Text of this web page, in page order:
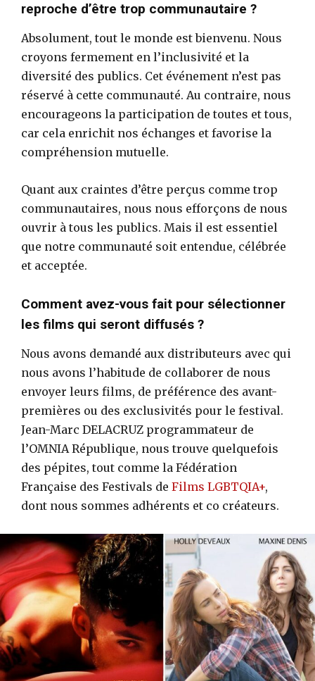
reproche d’être trop communautaire ?
Absolument, tout le monde est bienvenu. Nous
croyons fermement en l’inclusivité et la
diversité des publics. Cet événement n’est pas
réservé à cette communauté. Au contraire, nous
encourageons la participation de toutes et tous,
car cela enrichit nos échanges et favorise la
compréhension mutuelle.
Quant aux craintes d’être perçus comme trop
communautaires, nous nous efforçons de nous
ouvrir à tous les publics. Mais il est essentiel
que notre communauté soit entendue, célébrée
et acceptée.
Comment avez-vous fait pour sélectionner
les films qui seront diffusés ?
Nous avons demandé aux distributeurs avec qui
nous avons l’habitude de collaborer de nous
envoyer leurs films, de préférence des avant-
premières ou des exclusivités pour le festival.
Jean-Marc DELACRUZ programmateur de
l’OMNIA République, nous trouve quelquefois
des pépites, tout comme la Fédération
Française des Festivals de Films LGBTQIA+,
dont nous sommes adhérents et co créateurs.